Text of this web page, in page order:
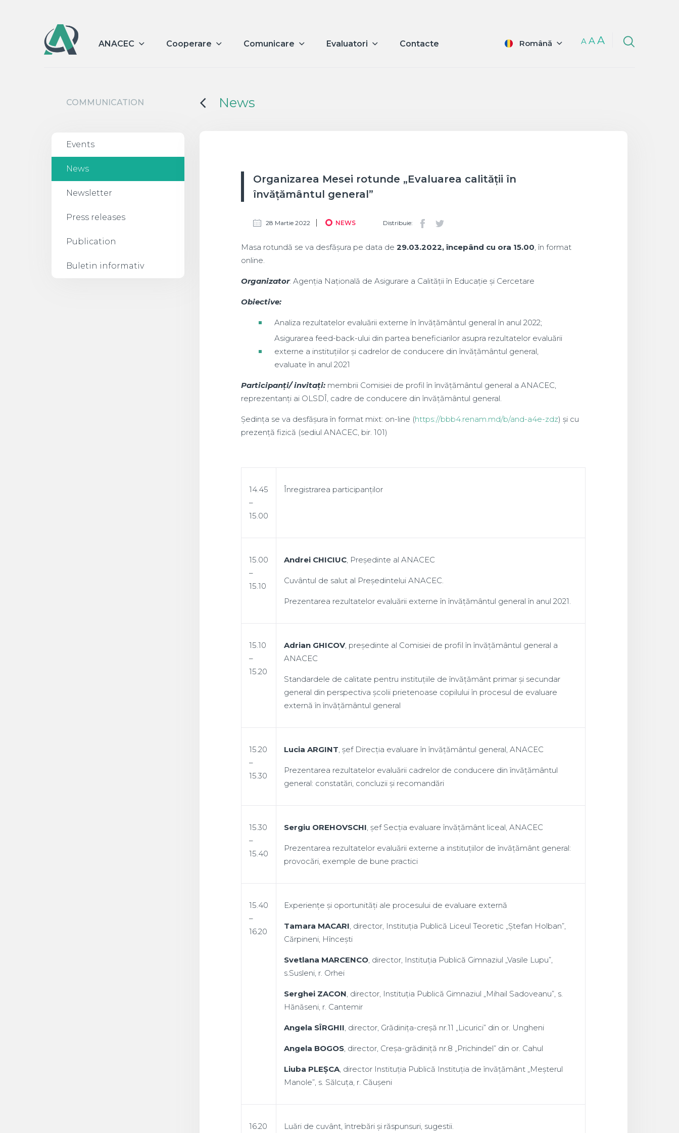
ANACEC Cooperare Comunicare Evaluatori Contacte A AA
Română
COMMUNICATION
Events
News
Newsletter
Press releases
Publication
Buletin informativ
News
Organizarea Mesei rotunde „Evaluarea calității în
învățământul general”
28 Martie 2022 NEWS Distribuie:
Masa rotundă se va desfășura pe data de 29.03.2022, începând cu ora 15.00, în format
online.
Organizator: Agenţia Naţională de Asigurare a Calităţii în Educație și Cercetare
Obiective:
Analiza rezultatelor evaluării externe în învățământul general în anul 2022;
Asigurarea feed-back-ului din partea beneficiarilor asupra rezultatelor evaluării
externe a instituțiilor și cadrelor de conducere din învățământul general,
evaluate în anul 2021
Participanți/ invitați:membrii Comisiei de profil în învățământul general a ANACEC,
reprezentanți ai OLSDÎ, cadre de conducere din învățământul general.
Ședința se va desfășura în format mixt: on-line (https://bbb4.renam.md/b/and-a4e-zdz) și cu
prezență fizică (sediul ANACEC, bir. 101)
14.45
–
15.00
Înregistrarea participanților
15.00
–
15.10
Andrei CHICIUC, Președinte al ANACEC
Cuvântul de salut al Președintelui ANACEC.
Prezentarea rezultatelor evaluării externe în învățământul general în anul 2021.
15.10
–
15.20
Adrian GHICOV, președinte al Comisiei de profil în învățământul general a
ANACEC
Standardele de calitate pentru instituțiile de învățământ primar şi secundar
general din perspectiva școlii prietenoase copilului în procesul de evaluare
externă în învățământul general
15.20
–
15.30
Lucia ARGINT, șef Direcția evaluare în învățământul general, ANACEC
Prezentarea rezultatelor evaluării cadrelor de conducere din învățământul
general: constatări, concluzii și recomandări
15.30
–
15.40
Sergiu OREHOVSCHI, șef Secția evaluare învățământ liceal, ANACEC
Prezentarea rezultatelor evaluării externe a instituțiilor de învățământ general:
provocări, exemple de bune practici
15.40
–
16.20
Experiențe și oportunități ale procesului de evaluare externă
Tamara MACARI, director, Instituția Publică Liceul Teoretic „Ștefan Holban”,
Cărpineni, Hîncești
Svetlana MARCENCO, director, Instituția Publică Gimnaziul „Vasile Lupu”,
s.Susleni, r. Orhei
Serghei ZACON, director, Instituția Publică Gimnaziul „Mihail Sadoveanu”, s.
Hănăseni, r. Cantemir
Angela SÎRGHII, director, Grădinița-creșă nr.11 „Licurici” din or. Ungheni
Angela BOGOS, director, Creșa-grădiniță nr.8 „Prichindel” din or. Cahul
Liuba PLEȘCA, director Instituția Publică Instituția de învățământ „Meșterul
Manole”, s. Sălcuța, r. Căușeni
16.20 Luări de cuvânt, întrebări și răspunsuri, sugestii.